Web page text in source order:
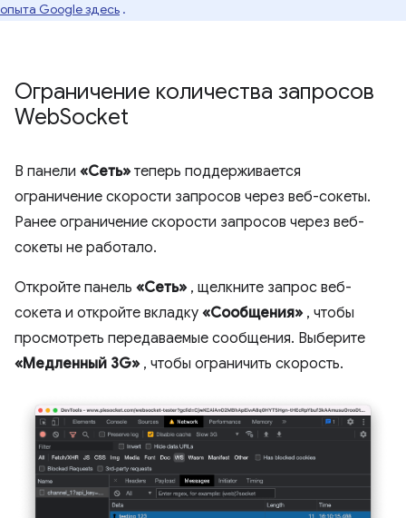
опыта Google здесь .
Ограничение количества запросов
WebSocket
В панели «Сеть» теперь поддерживается
ограничение скорости запросов через веб-сокеты.
Ранее ограничение скорости запросов через веб-
сокеты не работало.
Откройте панель «Сеть» , щелкните запрос веб-
сокета и откройте вкладку «Сообщения» , чтобы
просмотреть передаваемые сообщения. Выберите
«Медленный 3G» , чтобы ограничить скорость.